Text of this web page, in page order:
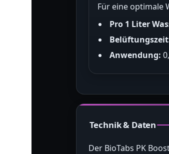
Für eine optimale
Pro 1 Liter
Anwendung:
Technik & Daten
Der BioTabs PK